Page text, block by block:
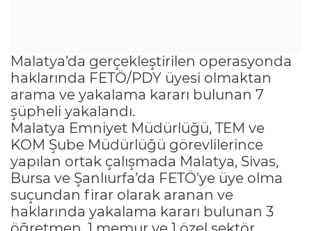
Malatya’da gerçekleştirilen operasyonda
haklarında FETÖ/PDY üyesi olmaktan
arama ve yakalama kararı bulunan 7
şüpheli yakalandı.
Malatya Emniyet Müdürlüğü, TEM ve
KOM Şube Müdürlüğü görevlilerince
yapılan ortak çalışmada Malatya, Sivas,
Bursa ve Şanlıurfa’da FETÖ’ye üye olma
suçundan firar olarak aranan ve
haklarında yakalama kararı bulunan 3